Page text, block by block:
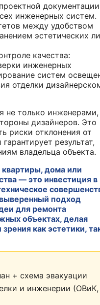
инженерных систем.
между удобством
эстетических
качества:
инженерных
систем
отделки
не только
дизайнеров. Это
риски отклонения от
результат,
владельца объекта.
дома или
— это инвестиция в
подход
для ремонта
объектах, делая
как эстетики,
+ схема эвакуации
и инженерии (ОВиК,